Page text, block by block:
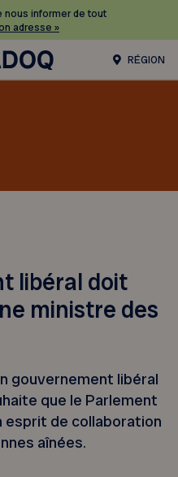
nous informer de tout
adresse »
RÉGION
libéral doit
ministre des
gouvernement libéral
que le Parlement
esprit de collaboration
aînées.